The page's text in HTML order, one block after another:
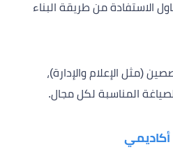
الاستفادة من طريقة البناء
(مثل الإعلام والإدارة)،
المناسبة لكل مجال.